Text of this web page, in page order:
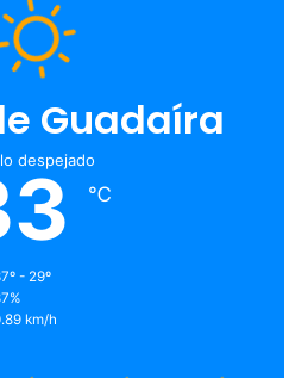
Guadaíra
despejado
℃
- 29º
km/h